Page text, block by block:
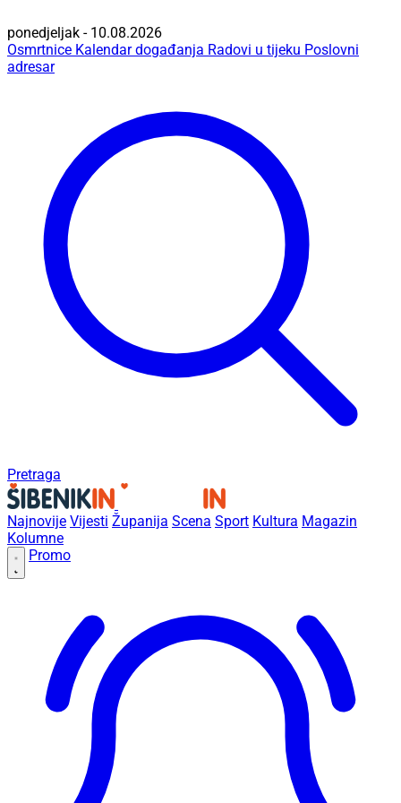
ponedjeljak - 10.08.2026
Osmrtnice Kalendar događanja Radovi u tijeku Poslovni
adresar
Pretraga
Najnovije Vijesti Županija Scena Sport Kultura Magazin
Kolumne
Promo